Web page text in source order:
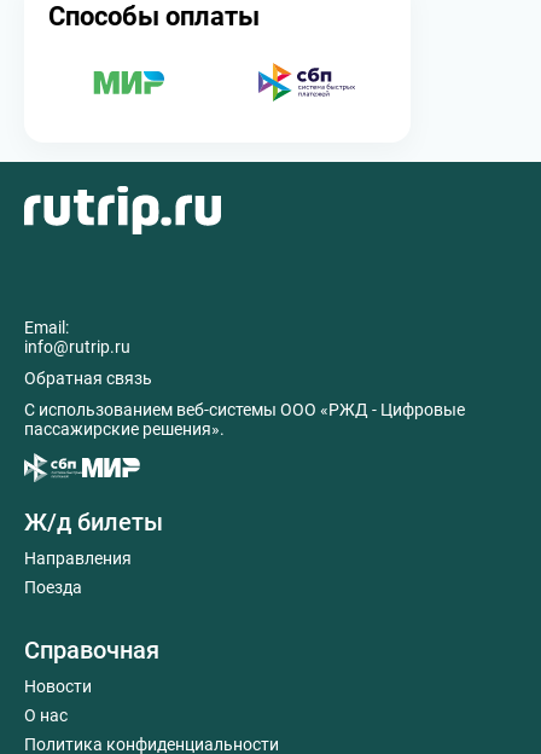
Способы оплаты
Email:
info@rutrip.ru
Обратная связь
C использованием веб-системы ООО «РЖД - Цифровые
пассажирские решения».
Ж/д билеты
Направления
Поезда
Справочная
Новости
О нас
Политика конфиденциальности